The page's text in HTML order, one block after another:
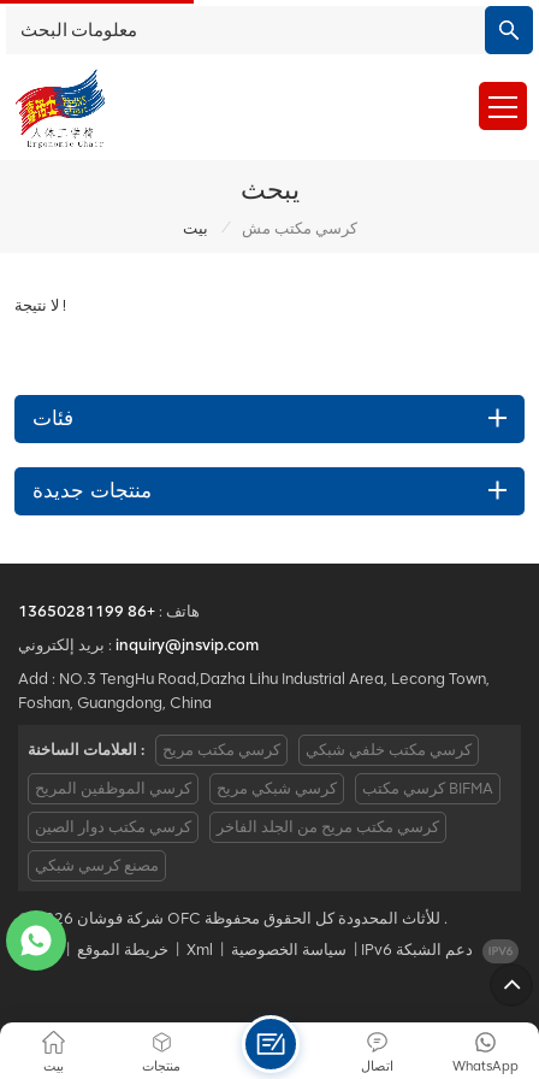
يبحث
بيت / كرسي مكتب مش
لا نتيجة !
فئات
منتجات جديدة
هاتف : +86 13650281199
بريد إلكتروني : inquiry@jnsvip.com
Add : NO.3 TengHu Road,Dazha Lihu Industrial Area, Lecong Town,
Foshan, Guangdong, China
العلامات الساخنة : كرسي مكتب مريح كرسي مكتب خلفي شبكي
كرسي الموظفين المريح كرسي شبكي مريح كرسي مكتب BIFMA
كرسي مكتب دوار الصين كرسي مكتب مريح من الجلد الفاخر
مصنع كرسي شبكي
© 2026 شركة فوشان OFC للأثاث المحدودة كل الحقوق محفوظة .
مدونة | خريطة الموقع Xml سياسة الخصوصية
بيت منتجات WhatsApp اتصال